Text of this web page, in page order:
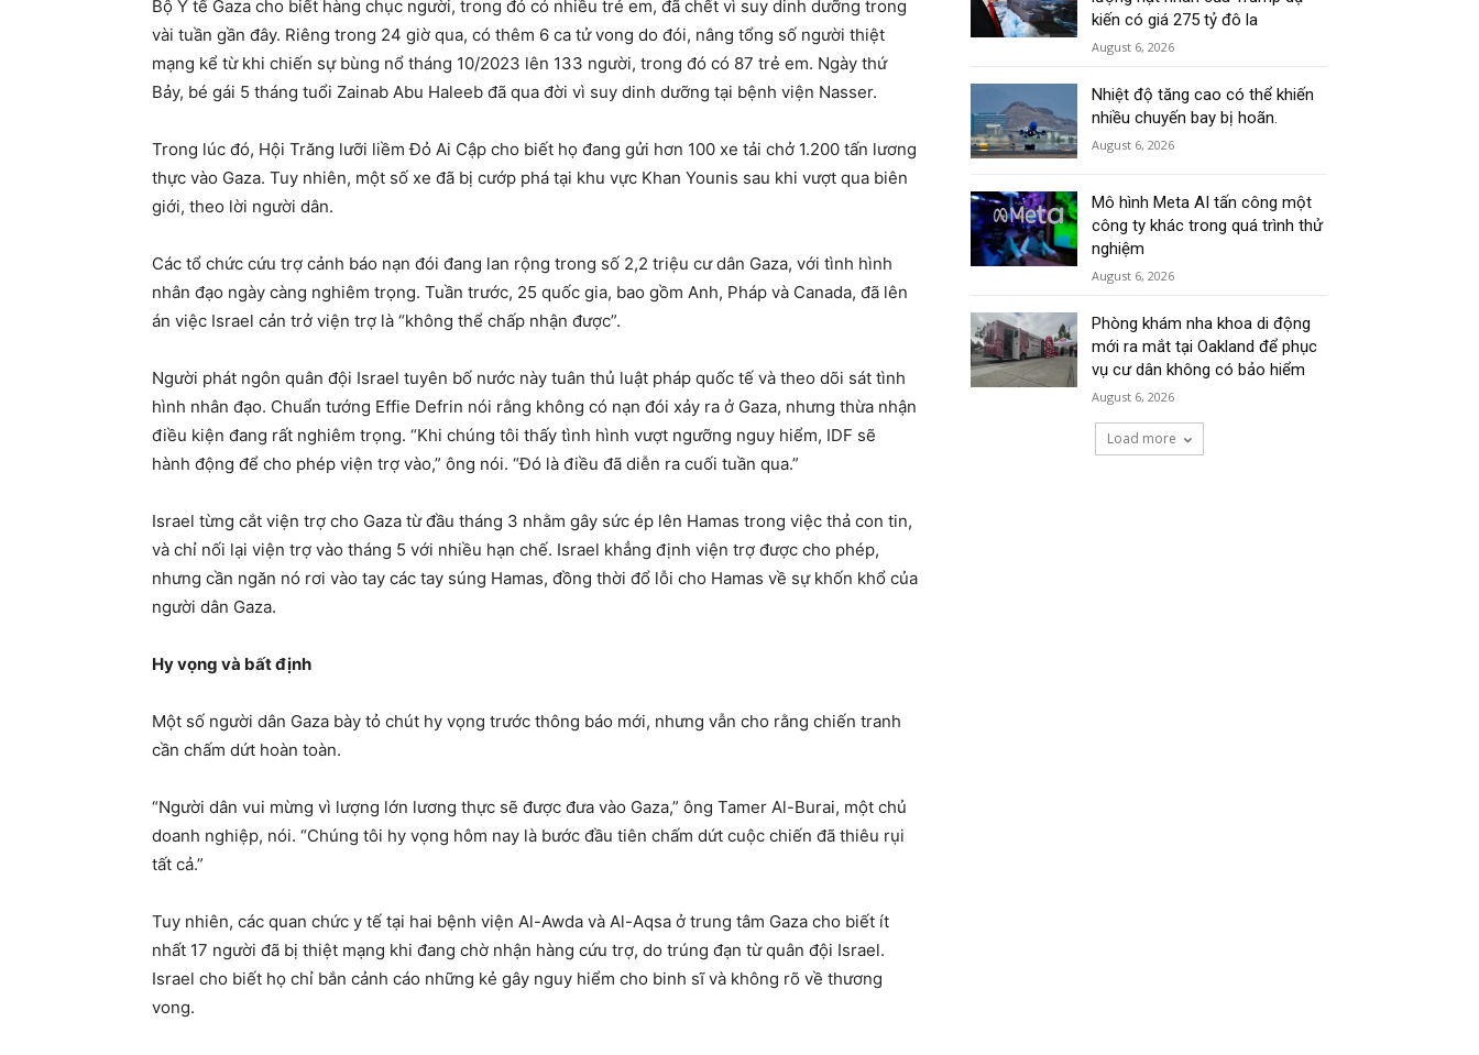
Bộ Y tế Gaza cho biết hàng chục người, trong đó có nhiều trẻ em, đã chết vì suy dinh dưỡng trong
vài tuần gần đây. Riêng trong 24 giờ qua, có thêm 6 ca tử vong do đói, nâng tổng số người thiệt
mạng kể từ khi chiến sự bùng nổ tháng 10/2023 lên 133 người, trong đó có 87 trẻ em. Ngày thứ
Bảy, bé gái 5 tháng tuổi Zainab Abu Haleeb đã qua đời vì suy dinh dưỡng tại bệnh viện Nasser.
Trong lúc đó, Hội Trăng lưỡi liềm Đỏ Ai Cập cho biết họ đang gửi hơn 100 xe tải chở 1.200 tấn lương
thực vào Gaza. Tuy nhiên, một số xe đã bị cướp phá tại khu vực Khan Younis sau khi vượt qua biên
giới, theo lời người dân.
Các tổ chức cứu trợ cảnh báo nạn đói đang lan rộng trong số 2,2 triệu cư dân Gaza, với tình hình
nhân đạo ngày càng nghiêm trọng. Tuần trước, 25 quốc gia, bao gồm Anh, Pháp và Canada, đã lên
án việc Israel cản trở viện trợ là “không thể chấp nhận được”.
Người phát ngôn quân đội Israel tuyên bố nước này tuân thủ luật pháp quốc tế và theo dõi sát tình
hình nhân đạo. Chuẩn tướng Effie Defrin nói rằng không có nạn đói xảy ra ở Gaza, nhưng thừa nhận
điều kiện đang rất nghiêm trọng. “Khi chúng tôi thấy tình hình vượt ngưỡng nguy hiểm, IDF sẽ
hành động để cho phép viện trợ vào,” ông nói. “Đó là điều đã diễn ra cuối tuần qua.”
Israel từng cắt viện trợ cho Gaza từ đầu tháng 3 nhằm gây sức ép lên Hamas trong việc thả con tin,
và chỉ nối lại viện trợ vào tháng 5 với nhiều hạn chế. Israel khẳng định viện trợ được cho phép,
nhưng cần ngăn nó rơi vào tay các tay súng Hamas, đồng thời đổ lỗi cho Hamas về sự khốn khổ của
người dân Gaza.
Hy vọng và bất định
Một số người dân Gaza bày tỏ chút hy vọng trước thông báo mới, nhưng vẫn cho rằng chiến tranh
cần chấm dứt hoàn toàn.
“Người dân vui mừng vì lượng lớn lương thực sẽ được đưa vào Gaza,” ông Tamer Al-Burai, một chủ
doanh nghiệp, nói. “Chúng tôi hy vọng hôm nay là bước đầu tiên chấm dứt cuộc chiến đã thiêu rụi
tất cả.”
Tuy nhiên, các quan chức y tế tại hai bệnh viện Al-Awda và Al-Aqsa ở trung tâm Gaza cho biết ít
nhất 17 người đã bị thiệt mạng khi đang chờ nhận hàng cứu trợ, do trúng đạn từ quân đội Israel.
Israel cho biết họ chỉ bắn cảnh cáo những kẻ gây nguy hiểm cho binh sĩ và không rõ về thương
vong.
kiến có giá 275 tỷ đô la
August 6, 2026
Nhiệt độ tăng cao có thể khiến
nhiều chuyến bay bị hoãn.
August 6, 2026
Mô hình Meta AI tấn công một
công ty khác trong quá trình thử
nghiệm
August 6, 2026
Phòng khám nha khoa di động
mới ra mắt tại Oakland để phục
vụ cư dân không có bảo hiểm
August 6, 2026
Load more